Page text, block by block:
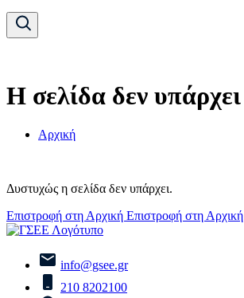
Η σελίδα δεν υπάρχει
Αρχική
Δυστυχώς η σελίδα δεν υπάρχει.
Επιστροφή στη Αρχική Επιστροφή στη Αρχική
info@gsee.gr
210 8202100